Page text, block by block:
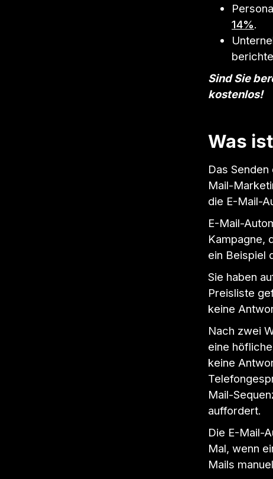
14%.
Sind Sie
kostenlos!
Was
Das
Mail-
die E-Mail-
E-Mail-
Kampagne,
ein Beispiel
Sie haben
Preisliste
keine
Nach zwei
eine
keine
Mail-
auffordert.
Die E-Mail-
Mal, wenn
Mails